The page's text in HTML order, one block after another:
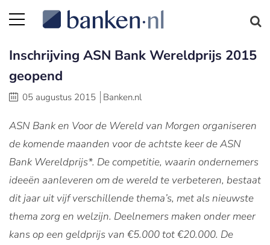
Inschrijving ASN Bank Wereldprijs 2015
geopend
05 augustus 2015 Banken.nl
ASN Bank en Voor de Wereld van Morgen organiseren
de komende maanden voor de achtste keer de ASN
Bank Wereldprijs*. De competitie, waarin ondernemers
ideeën aanleveren om de wereld te verbeteren, bestaat
dit jaar uit vijf verschillende thema’s, met als nieuwste
thema zorg en welzijn. Deelnemers maken onder meer
kans op een geldprijs van €5.000 tot €20.000. De